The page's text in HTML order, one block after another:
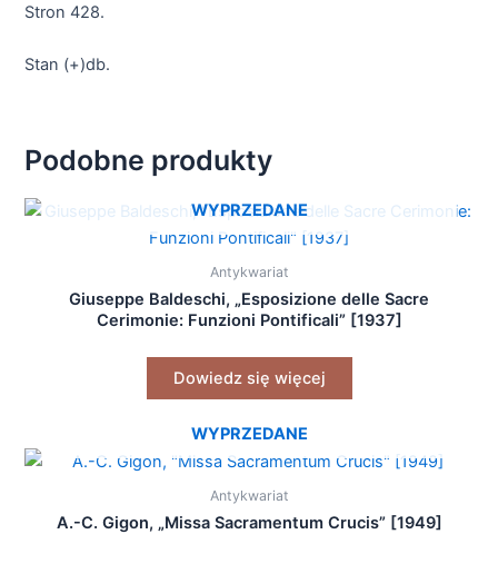
Stron 428.
Stan (+)db.
Podobne produkty
WYPRZEDANE
Antykwariat
Giuseppe Baldeschi, „Esposizione delle Sacre
Cerimonie: Funzioni Pontificali” [1937]
Dowiedz się więcej
WYPRZEDANE
Antykwariat
A.-C. Gigon, „Missa Sacramentum Crucis” [1949]